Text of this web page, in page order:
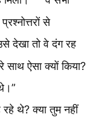
से
देखा तो वे दंग रह
ऐसा क्यों किया?
थे? क्या तुम नहीं